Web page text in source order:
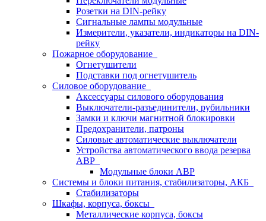
Розетки на DIN-рейку
Сигнальные лампы модульные
Измерители, указатели, индикаторы на DIN-
рейку
Пожарное оборудование
Огнетушители
Подставки под огнетушитель
Силовое оборудование
Аксессуары силового оборудования
Выключатели-разъединители, рубильники
Замки и ключи магнитной блокировки
Предохранители, патроны
Силовые автоматические выключатели
Устройства автоматического ввода резерва
АВР
Модульные блоки АВР
Системы и блоки питания, стабилизаторы, АКБ
Стабилизаторы
Шкафы, корпуса, боксы
Металлические корпуса, боксы